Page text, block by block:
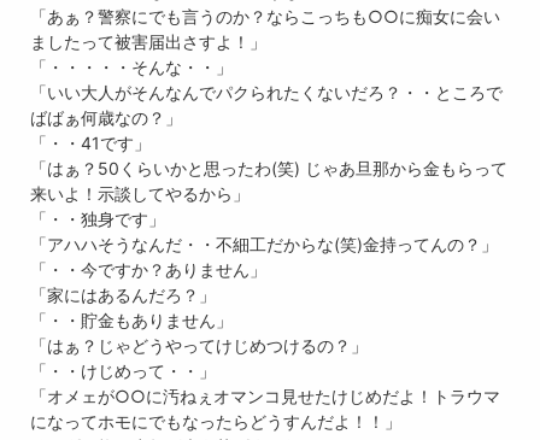
「あぁ？警察にでも言うのか？ならこっちも○○に痴女に会い
ましたって被害届出さすよ！」
「・・・・・そんな・・」
「いい大人がそんなんでパクられたくないだろ？・・ところで
ばばぁ何歳なの？」
「・・41です」
「はぁ？50くらいかと思ったわ(笑) じゃあ旦那から金もらって
来いよ！示談してやるから」
「・・独身です」
「アハハそうなんだ・・不細工だからな(笑)金持ってんの？」
「・・今ですか？ありません」
「家にはあるんだろ？」
「・・貯金もありません」
「はぁ？じゃどうやってけじめつけるの？」
「・・けじめって・・」
「オメェが○○に汚ねぇオマンコ見せたけじめだよ！トラウマ
になってホモにでもなったらどうすんだよ！！」